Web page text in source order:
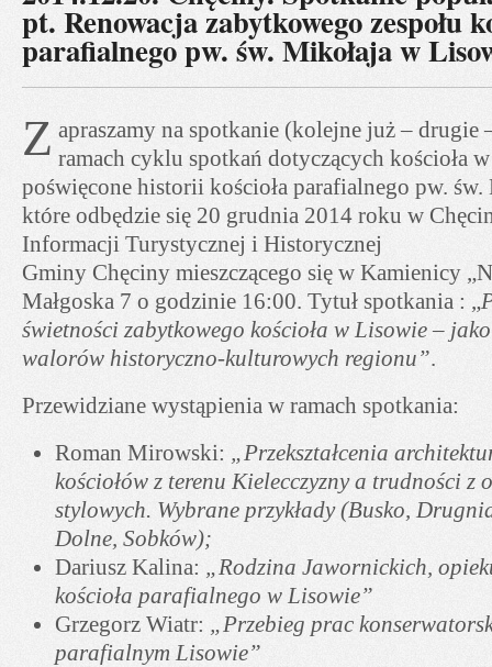
pt. Renowacja zabytkowego zespołu
parafialnego pw. św. Mikołaja w
Z apraszamy na spotkanie (kolejne już – drugie
ramach cyklu spotkań dotyczących kościoła
poświęcone historii kościoła parafialnego pw.
które odbędzie się 20 grudnia 2014 roku w
Informacji Turystycznej i Historycznej
Gminy Chęciny mieszczącego się w Kamienicy
Małgoska 7 o godzinie 16:00. Tytuł spotkania : „
świetności zabytkowego kościoła w Lisowie –
walorów historyczno-kulturowych regionu”.
Przewidziane wystąpienia w ramach spotkania:
Roman Mirowski: „Przekształcenia
kościołów z terenu Kielecczyzny a trudności z
stylowych. Wybrane przykłady (Busko,
Dolne, Sobków);
Dariusz Kalina: „Rodzina Jawornickich,
kościoła parafialnego w Lisowie”
Grzegorz Wiatr: „Przebieg prac
parafialnym Lisowie”